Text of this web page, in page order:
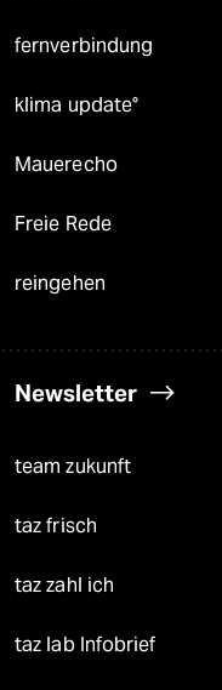
fernverbindung
klima update°
Mauerecho
Freie Rede
reingehen
Newsletter
team zukunft
taz frisch
taz zahl ich
taz lab Infobrief